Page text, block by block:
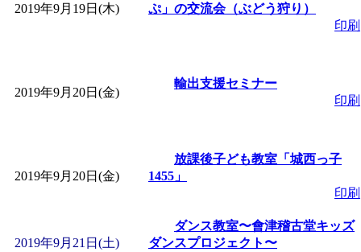
2019年9月19日(木)
ぷ」の交流会（ぶどう狩り）
印刷
2019年9月20日(金)
輸出支援セミナー
印刷
2019年9月20日(金)
放課後子ども教室「城西っ子
1455」
印刷
2019年9月21日(土)
ダンス教室〜會津稽古堂キッズ
ダンスプロジェクト〜